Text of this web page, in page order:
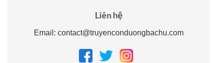
Liên hệ
Email: contact@truyenconduongbachu.com